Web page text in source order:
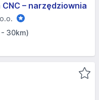
– narzędziownia
30km)